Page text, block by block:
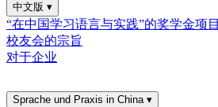
中文版 ▾
“在中国学习语言与实践”的奖学金项目
校友会的宗旨
对于企业
Sprache und Praxis in China ▾